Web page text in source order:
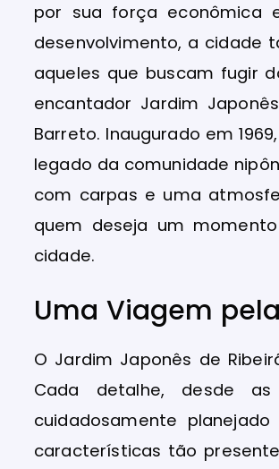
por sua força econômica
desenvolvimento, a cidade
aqueles que buscam fugir
encantador Jardim
Barreto. Inaugurado em
legado da comunidade
com carpas e uma
quem deseja um
cidade.
Uma Viagem
O Jardim Japonês de
Cada detalhe, desde
cuidadosamente
características tão